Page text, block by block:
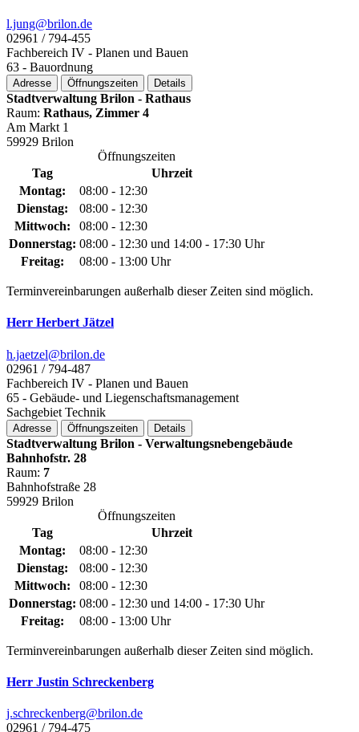
l.jung@­brilon.de
02961 / 794-455
Fachbereich IV - Planen und Bauen
63 - Bauordnung
Adresse Öffnungszeiten Details
Stadtverwaltung Brilon - Rathaus
Raum: Rathaus, Zimmer 4
Am Markt 1
59929 Brilon
Öffnungszeiten
Tag
Uhrzeit
Montag:
08:00 - 12:30
Dienstag:
08:00 - 12:30
Mittwoch:
08:00 - 12:30
Donnerstag: 08:00 - 12:30 und 14:00 - 17:30 Uhr
Freitag:
08:00 - 13:00 Uhr
Terminvereinbarungen außerhalb dieser Zeiten sind möglich.
Herr Herbert Jätzel
h.jaetzel@­brilon.de
02961 / 794-487
Fachbereich IV - Planen und Bauen
65 - Gebäude- und Liegenschaftsmanagement
Sachgebiet Technik
Adresse Öffnungszeiten Details
Stadtverwaltung Brilon - Verwaltungsnebengebäude
Bahnhofstr. 28
Raum: 7
Bahnhofstraße 28
59929 Brilon
Öffnungszeiten
Tag
Uhrzeit
Montag:
08:00 - 12:30
Dienstag:
08:00 - 12:30
Mittwoch:
08:00 - 12:30
Donnerstag: 08:00 - 12:30 und 14:00 - 17:30 Uhr
Freitag:
08:00 - 13:00 Uhr
Terminvereinbarungen außerhalb dieser Zeiten sind möglich.
Herr Justin Schreckenberg
j.schreckenberg@­brilon.de
02961 / 794-475